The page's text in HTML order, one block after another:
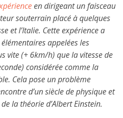
en dirigeant un faisceau
souterrain placé à quelques
et l’Italie. Cette expérience a
appelées les
vite (+ 6km/h) que la vitesse de
considérée comme la
Cela pose un problème
d’un siècle de physique et
la théorie d’Albert Einstein.